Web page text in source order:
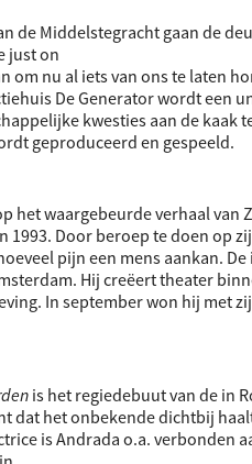
de Middelstegracht gaan de
just on
om nu al iets van ons te laten
De Generator wordt een
kwesties aan de kaak
geproduceerd en gespeeld.
het waargebeurde verhaal van
1993. Door beroep te doen op
pijn een mens aankan.
Hij creëert theater
In september won hij met
is het regiedebuut van de in
dat het onbekende dichtbij
is Andrada o.a. verbonden